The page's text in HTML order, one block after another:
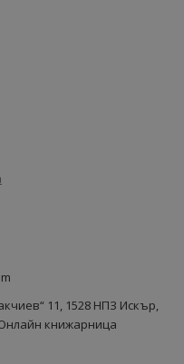
11, 1528 НПЗ Искър,
книжарница